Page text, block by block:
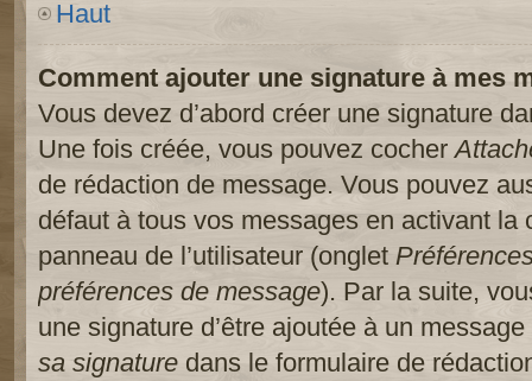
Haut
Comment ajouter une signature à mes
Vous devez d’abord créer une signature
Une fois créée, vous pouvez cocher
de rédaction de message. Vous pouvez
défaut à tous vos messages en activant la
panneau de l’utilisateur (onglet
préférences de message). Par la suite,
une signature d’être ajoutée à un
sa signature dans le formulaire de